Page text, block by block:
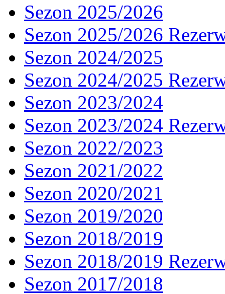
Sezon 2025/2026
Sezon 2025/2026
Sezon 2024/2025
Sezon 2024/2025
Sezon 2023/2024
Sezon 2023/2024
Sezon 2022/2023
Sezon 2021/2022
Sezon 2020/2021
Sezon 2019/2020
Sezon 2018/2019
Sezon 2018/2019
Sezon 2017/2018